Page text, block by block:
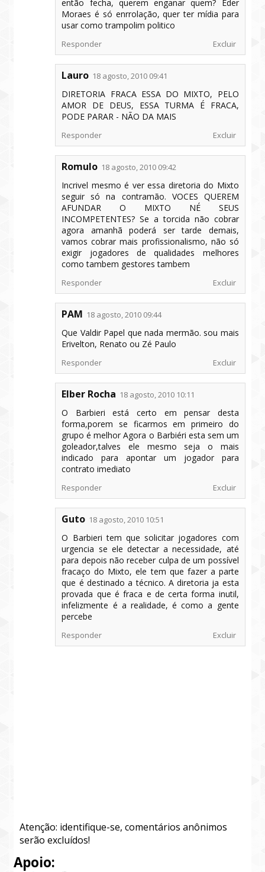
então fecha, querem enganar quem? Eder
Moraes é só enrrolação, quer ter mídia para
usar como trampolim politico
Responder Excluir
Lauro 18 agosto, 2010 09:41
DIRETORIA FRACA ESSA DO MIXTO, PELO
AMOR DE DEUS, ESSA TURMA É FRACA,
PODE PARAR - NÃO DA MAIS
Responder Excluir
Romulo 18 agosto, 2010 09:42
Incrivel mesmo é ver essa diretoria do Mixto
seguir só na contramão. VOCES QUEREM
AFUNDAR O MIXTO NÉ SEUS
INCOMPETENTES? Se a torcida não cobrar
agora amanhã poderá ser tarde demais,
vamos cobrar mais profissionalismo, não só
exigir jogadores de qualidades melhores
como tambem gestores tambem
Responder Excluir
PAM 18 agosto, 2010 09:44
Que Valdir Papel que nada mermão. sou mais
Erivelton, Renato ou Zé Paulo
Responder Excluir
Elber Rocha 18 agosto, 2010 10:11
O Barbieri está certo em pensar desta
forma,porem se ficarmos em primeiro do
grupo é melhor Agora o Barbiéri esta sem um
goleador,talves ele mesmo seja o mais
indicado para apontar um jogador para
contrato imediato
Responder Excluir
Guto 18 agosto, 2010 10:51
O Barbieri tem que solicitar jogadores com
urgencia se ele detectar a necessidade, até
para depois não receber culpa de um possível
fracaço do Mixto, ele tem que fazer a parte
que é destinado a técnico. A diretoria ja esta
provada que é fraca e de certa forma inutil,
infelizmente é a realidade, é como a gente
percebe
Responder Excluir
Atenção: identifique-se, comentários anônimos
serão excluídos!
Apoio: